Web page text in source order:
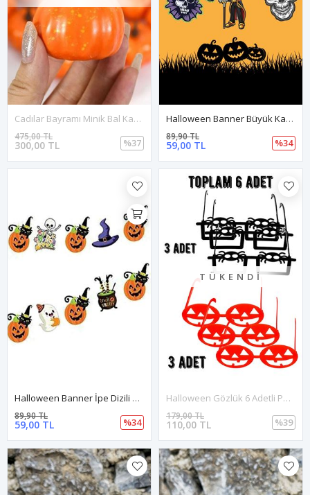
Cadılar Bayramı Minik Bal Kabağı Figür Süs 5cm - 50 ADET
300,00 TL
475,00 TL
%37
Halloween Banner Büyük Karakter Kartlı Cadılar Bayramı Süsleri Flama
59,00 TL
89,90 TL
%34
Halloween Banner İpe Dizili Kartlar Cadılar Bayramı Süslemesi Flama
59,00 TL
89,90 TL
%34
TÜKENDI
Halloween Gözlük 6 Adetli Paket Siyah Örümcekli Ve Turuncu Balkabağı Plastik Gözlük 6 Lı Paket
110,00 TL
179,00 TL
%39